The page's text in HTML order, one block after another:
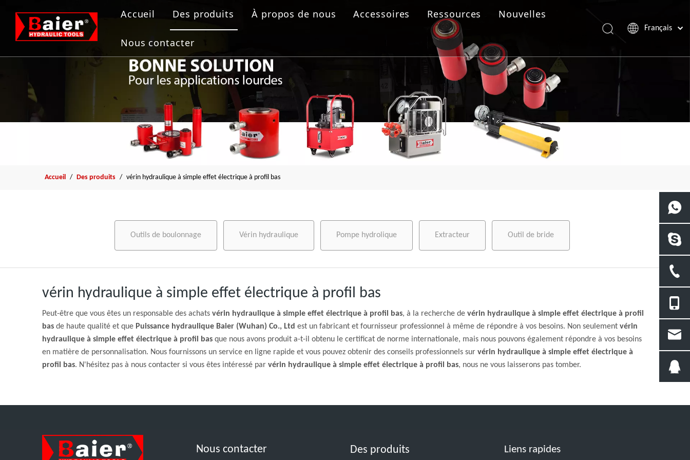
Accueil Des produits
Outils de boulonnage
Vérin hydraulique
Pompe hydrolique
Extracteur
Outil de bride
À propos de nous Accessoires Ressources Nouvelles
Nous contacter
Français
Español
Accueil / Des produits / vérin hydraulique à simple effet électrique à profil bas
Outils de boulonnage Vérin hydraulique Pompe hydrolique Extracteur Outil de bride
vérin hydraulique à simple effet électrique à profil bas
Peut-être que vous êtes un responsable des achats vérin hydraulique à simple effet électrique à profil bas, à la recherche de vérin hydraulique à simple effet électrique à profil
bas de haute qualité et que Puissance hydraulique Baier (Wuhan) Co., Ltd est un fabricant et fournisseur professionnel à même de répondre à vos besoins. Non seulement vérin
hydraulique à simple effet électrique à profil bas que nous avons produit a-t-il obtenu le certificat de norme internationale, mais nous pouvons également répondre à vos besoins
en matière de personnalisation. Nous fournissons un service en ligne rapide et vous pouvez obtenir des conseils professionnels sur vérin hydraulique à simple effet électrique à
profil bas. N'hésitez pas à nous contacter si vous êtes intéressé par vérin hydraulique à simple effet électrique à profil bas, nous ne vous laisserons pas tomber.
Nous contacter Des produits Liens rapides